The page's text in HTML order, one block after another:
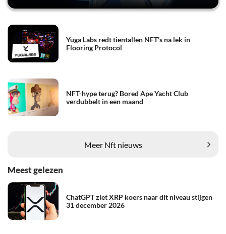
Yuga Labs redt tientallen NFT’s na lek in
Flooring Protocol
NFT-hype terug? Bored Ape Yacht Club
verdubbelt in een maand
Meer Nft nieuws
Meest gelezen
ChatGPT ziet XRP koers naar dit niveau stijgen
31 december 2026